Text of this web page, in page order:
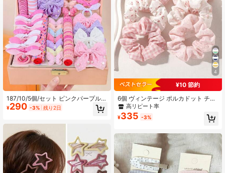
4.81 2.3K フォロワー
4.81 2.3K フォロワー
4.81 2.3K フォロワー
4.81 2.3K フォロワー
187/10/5個/セット ピンクパープル
ガールズヘアアクセサリーセット、
弾性ヘアタイとヘアリング、パール
サイドクリップを含む、甘くてかわ
いい - ティーンエイジャーと女の子
に適しており、日常着、デート、学
校、休暇、ギフト、卒業シーズンな
どに最適
¥290 -3% 残り2日
4
¥10 節約
6個 ヴィンテージ ポルカドット チェ
ック柄 小花柄 シュシュ、かわいいス
タイルのヘアアクセサリー、女の子
向け、日常着用と学校復帰に適して
高リピート率
¥335 -3%